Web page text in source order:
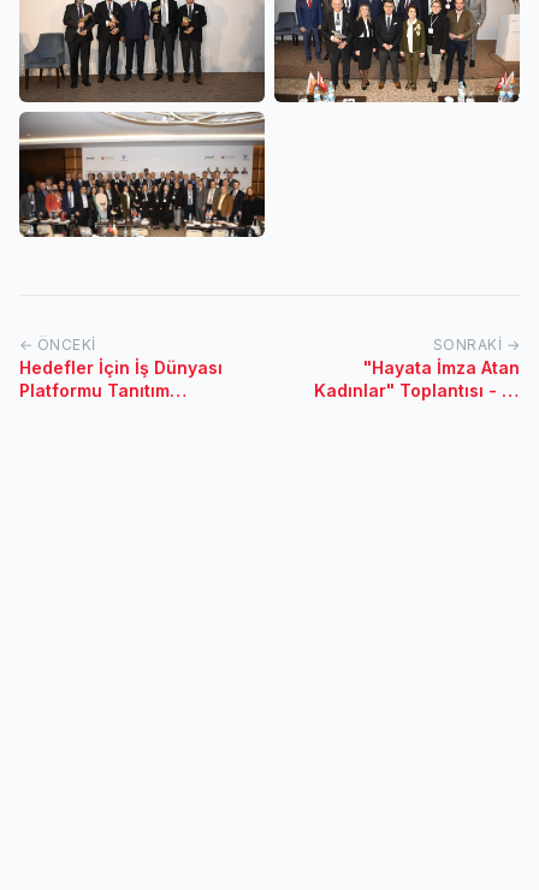
← ÖNCEKI
Hedefler İçin İş Dünyası
Platformu Tanıtım
SONRAKI →
"Hayata İmza Atan
Kadınlar" Toplantısı - 21